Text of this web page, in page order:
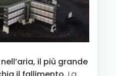
il più grande